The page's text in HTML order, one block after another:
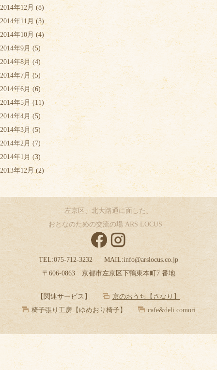
2014年12月 (8)
2014年11月(3)
2014年10月 (4)
2014年9月 (5)
2014年8月(4)
2014年7月 (5)
2014年6月(6)
2014年5月 (11)
2014年4月(5)
2014年3月(5)
2014年2月 (7)
2014年1月 (3)
2013年12月 (2)
左京区、北大路通に面した、
おとなのための交流の場 ARS LOCUS
TEL:075-712-3232 MAIL:info@arslocus.co.jp
〒606-0863 京都市左京区下鴨東本町7 番地
【関連サービス】
京のおうち【さなり】
椅子張り工房【ゆめおり椅子】
cafe&deli comori